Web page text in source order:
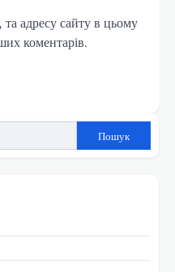
адресу сайту в цьому
коментарів.
Пошук